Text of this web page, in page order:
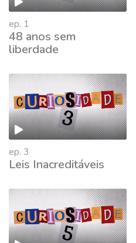
ep. 1
48 anos sem
liberdade
ep. 3
Leis Inacreditáveis